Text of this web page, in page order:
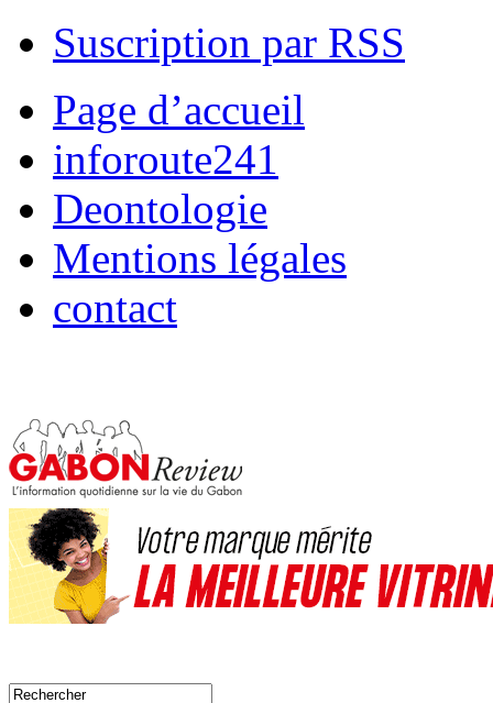
Suscription par RSS
Page d’accueil
inforoute241
Deontologie
Mentions légales
contact